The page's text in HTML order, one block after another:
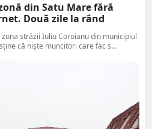
din Satu Mare fără
Două zile la rând
străzii Iuliu Coroianu din municipiul
că niște muncitori care fac s...